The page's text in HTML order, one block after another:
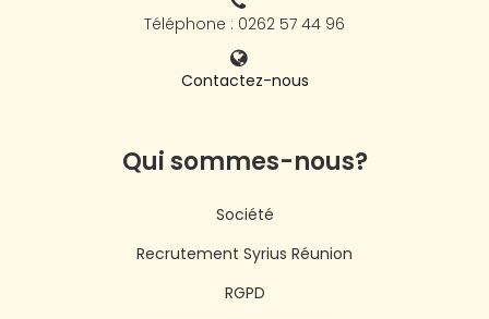
Téléphone : 0262 57 44 96
Contactez-nous
Qui sommes-nous?
Société
Recrutement Syrius Réunion
RGPD